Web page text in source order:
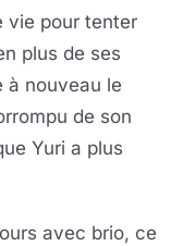
vie pour tenter
plus de ses
à nouveau le
de son
Yuri a plus
avec brio, ce